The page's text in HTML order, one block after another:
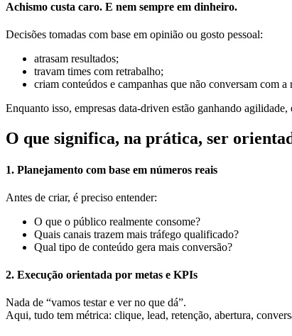
Achismo custa caro. E nem sempre em dinheiro.
Decisões tomadas com base em opinião ou gosto pessoal:
atrasam resultados;
travam times com retrabalho;
criam conteúdos e campanhas que não conversam com a
Enquanto isso, empresas data-driven estão ganhando
O que significa, na prática, ser
1. Planejamento com base em números reais
Antes de criar, é preciso entender:
O que o público realmente consome?
Quais canais trazem mais tráfego qualificado?
Qual tipo de conteúdo gera mais conversão?
2. Execução orientada por metas e KPIs
Nada de “vamos testar e ver no que dá”.
Aqui, tudo tem métrica: clique, lead, retenção, abertura,